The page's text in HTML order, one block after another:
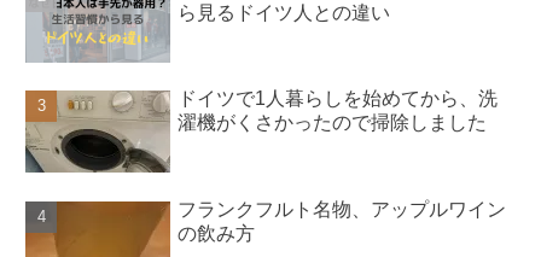
ら見るドイツ人との違い
ドイツで1人暮らしを始めてから、洗
濯機がくさかったので掃除しました
フランクフルト名物、アップルワイン
の飲み方